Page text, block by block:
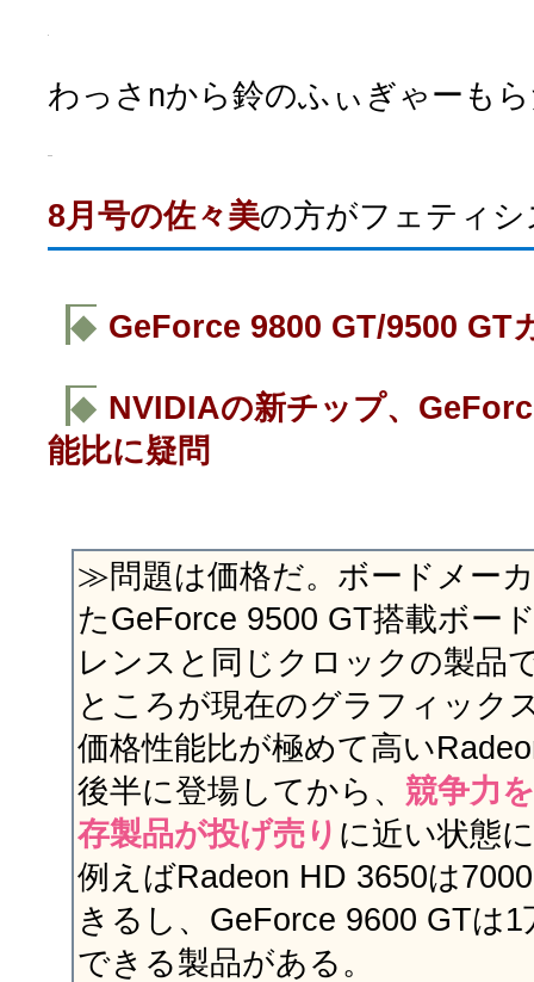
わっさnから鈴のふぃぎゃーもら
8月号の佐々美の方がフェティ
◆ GeForce 9800 GT/9500 GT
◆ NVIDIAの新チップ、
能比に疑問
≫問題は価格だ。ボードメー
たGeForce 9500 GT搭載ボー
レンスと同じクロックの製品
ところが現在のグラフィック
価格性能比が極めて高い
後半に登場してから、 競争力
存製品が投げ売り に近い状態
例えばRadeon HD 3650は
きるし、GeForce 9600 GTは
できる製品がある。